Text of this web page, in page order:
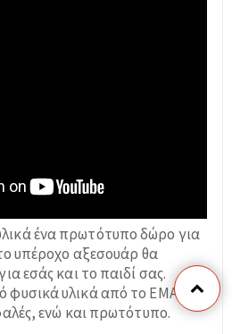
ένα πρωτότυπο δώρο για
υπέροχο αξεσουάρ θα
εσάς και το παιδί σας.
φυσικά υλικά από το ΕΜΑΡΤ
ενώ και πρωτότυπο.